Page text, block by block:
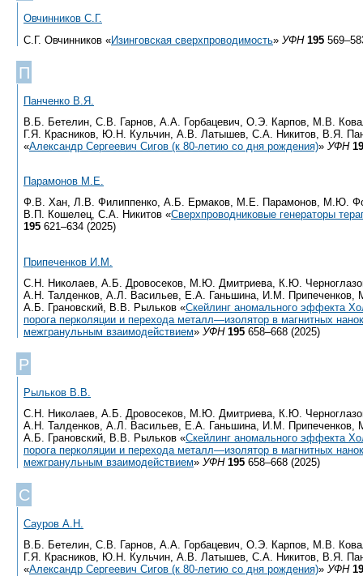
Овчинников С.Г.
С.Г. Овчинников «Изинговская сверхпроводимость» УФН 195
П
Панченко В.Я.
В.Б. Бетелин, С.В. Гарнов, А.А. Горбацевич, О.Э. Карпов, М.В.
Г.Я. Красников, Ю.Н. Кульчин, А.В. Латышев, С.А. Никитов, В.Я.
«Александр Сергеевич Сигов (к 80-летию со дня рождения)» УФН
Парамонов М.Е.
Ф.В. Хан, Л.В. Филиппенко, А.Б. Ермаков, М.Е. Парамонов, М.Ю.
В.П. Кошелец, С.А. Никитов «Сверхпроводниковые генераторы
195 621–634 (2025)
Припеченков И.М.
С.Н. Николаев, А.Б. Дровосеков, М.Ю. Дмитриева, К.Ю.
А.Н. Талденков, А.Л. Васильев, Е.А. Ганьшина, И.М. Припеченков,
А.Б. Грановский, В.В. Рыльков «Cкейлинг аномального эффекта
порога перколяции и перехода металл—изолятор в магнитных
межгранульным взаимодействием» УФН 195 658–668 (2025)
Р
Рыльков В.В.
С.Н. Николаев, А.Б. Дровосеков, М.Ю. Дмитриева, К.Ю.
А.Н. Талденков, А.Л. Васильев, Е.А. Ганьшина, И.М. Припеченков,
А.Б. Грановский, В.В. Рыльков «Cкейлинг аномального эффекта
порога перколяции и перехода металл—изолятор в магнитных
межгранульным взаимодействием» УФН 195 658–668 (2025)
С
Сауров А.Н.
В.Б. Бетелин, С.В. Гарнов, А.А. Горбацевич, О.Э. Карпов, М.В.
Г.Я. Красников, Ю.Н. Кульчин, А.В. Латышев, С.А. Никитов, В.Я.
«Александр Сергеевич Сигов (к 80-летию со дня рождения)» УФН